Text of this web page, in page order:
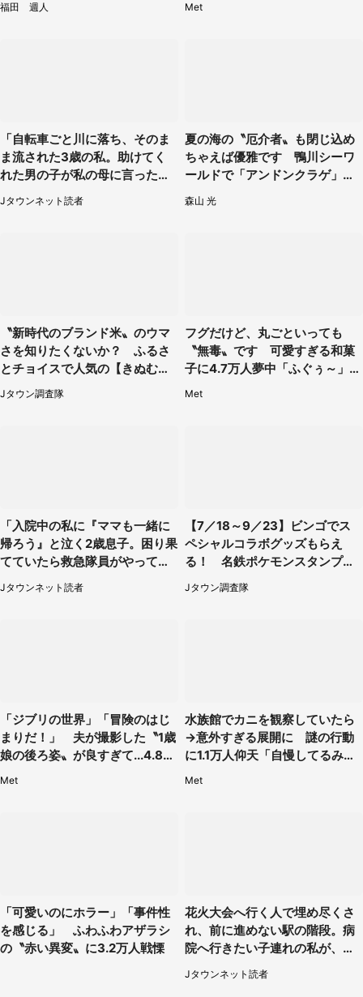
福田 週人 Met
「自転車ごと川に落ち、そのま
ま流された3歳の私。助けてく
れた男の子が私の母に言ったの
は...」（千葉県・20代女性）
Jタウンネット読者
夏の海の〝厄介者〟も閉じ込め
ちゃえば優雅です 鴨川シーワ
ールドで「アンドンクラゲ」期
間限定展示【7／29～】
森山 光
〝新時代のブランド米〟のウマ
さを知りたくないか？ ふるさ
とチョイスで人気の【きぬむす
め】5選
Jタウン調査隊
フグだけど、丸ごといっても
〝無毒〟です 可愛すぎる和菓
子に4.7万人夢中「ふぐぅ～」
「職人の技ですね」
Met
「入院中の私に『ママも一緒に
帰ろう』と泣く2歳息子。困り果
てていたら救急隊員がやってき
て...」（大阪府・50代女性）
Jタウンネット読者
【7／18～9／23】ビンゴでス
ペシャルコラボグッズもらえ
る！ 名鉄ポケモンスタンプラ
リー2026
Jタウン調査隊
「ジブリの世界」「冒険のはじ
まりだ！」 夫が撮影した〝1歳
娘の後ろ姿〟が良すぎて...4.8万
人感激
Met
水族館でカニを観察していたら
→意外すぎる展開に 謎の行動
に1.1万人仰天「自慢してるみた
い」
Met
「可愛いのにホラー」「事件性
を感じる」 ふわふわアザラシ
の〝赤い異変〟に3.2万人戦慄
花火大会へ行く人で埋め尽くさ
れ、前に進めない駅の階段。病
院へ行きたい子連れの私が、ス
タッフに事情を説明すると...
（埼玉県・女性）
Jタウンネット読者